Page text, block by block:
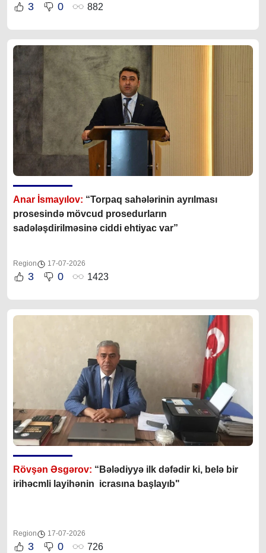
3 0 882
Anar İsmayılov: “Torpaq sahələrinin ayrılması
prosesində mövcud prosedurların
sadələşdirilməsinə ciddi ehtiyac var”
Region 17-07-2026
3 0 1423
Rövşən Əsgərov: “Bələdiyyə ilk dəfədir ki, belə bir
irihəcmli layihənin icrasına başlayıb"
Region 17-07-2026
3 0 726